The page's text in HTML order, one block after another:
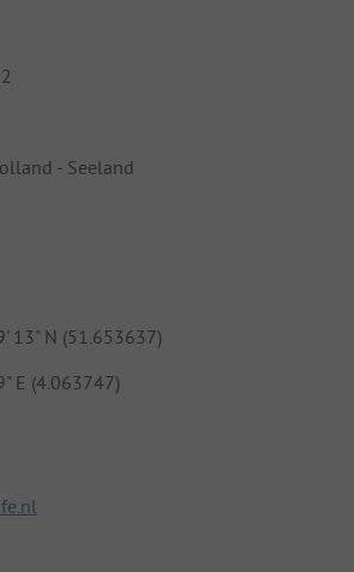
- Seeland
13" N (51.653637)
E (4.063747)